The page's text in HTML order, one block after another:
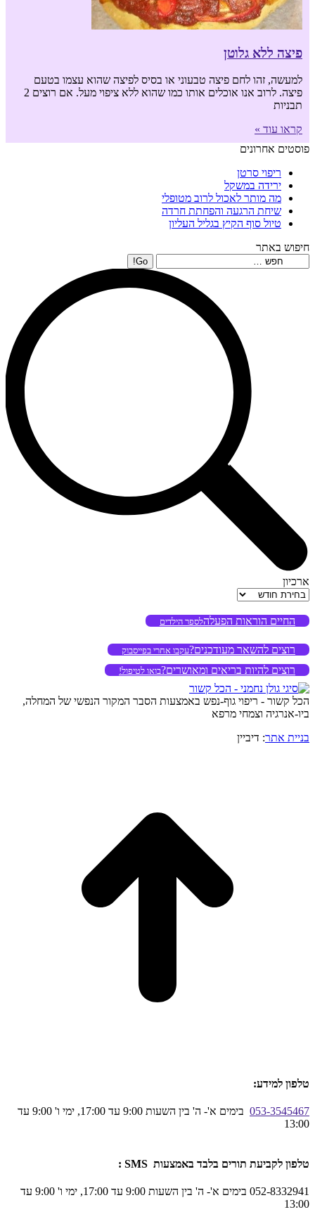
פיצה ללא גלוטן
למעשה, זהו לחם פיצה טבעוני או בסיס לפיצה שהוא עצמו בטעם
פיצה. לרוב אנו אוכלים אותו כמו שהוא ללא ציפוי מעל. אם רוצים 2
תבניות
קראו עוד »
פוסטים אחרונים
ריפוי סרטן
ירידה במשקל
מה מותר לאכול לרוב מטופלי
שיחת הרגעה והפחתת חרדה
טיול סוף הקיץ בגליל העליון
חיפוש באתר
Search:
ארכיון
ארכיון
החיים הוראות הפעלהלספר הילדים
רוצים להשאר מעודכנים?עקבו אחרי בפייסבוק
רוצים להיות בריאים ומאושרים?בואו לטיפול!
הכל קשור - ריפוי גוף-נפש באמצעות הסבר המקור הנפשי של המחלה,
ביו-אנרגיה וצמחי מרפא
בניית אתר: דיביין
טלפון למידע:
053-3545467
בימים א'- ה' בין השעות 9:00 עד 17:00, ימי ו' 9:00 עד
13:00
טלפון לקביעת תורים בלבד באמצעות SMS :
052-8332941 בימים א'- ה' בין השעות 9:00 עד 17:00, ימי ו' 9:00 עד
13:00